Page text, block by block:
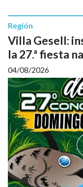
Villa Gesell:
la 27.ª fiesta
Región
04/08/2026